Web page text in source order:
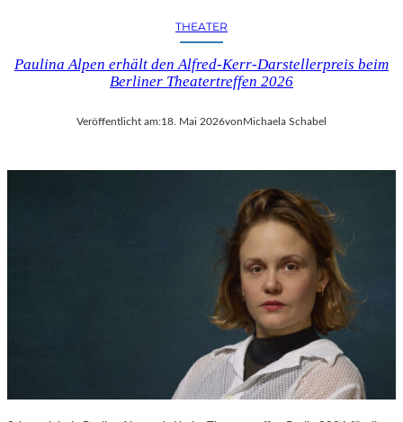
THEATER
Paulina Alpen erhält den Alfred-Kerr-Darstellerpreis beim
Berliner Theatertreffen 2026
Veröffentlicht am:18. Mai 2026vonMichaela Schabel